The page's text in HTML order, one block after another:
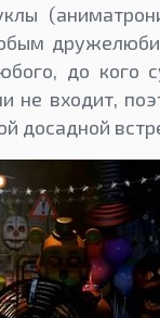
до кого
не входит,
досадной